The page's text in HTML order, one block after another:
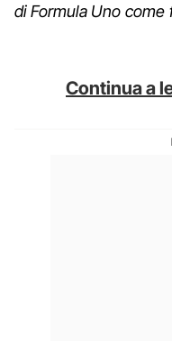
di Formula Uno come
Continua a